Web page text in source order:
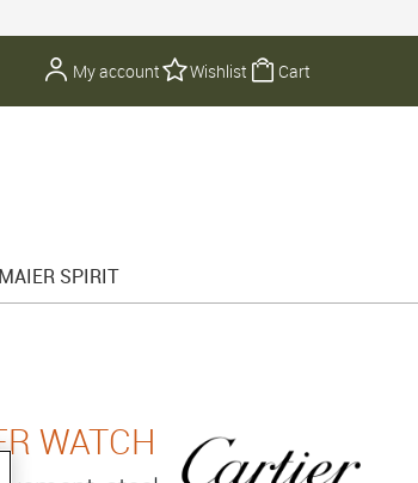
My account Wishlist Cart
MAIER SPIRIT
WATCH